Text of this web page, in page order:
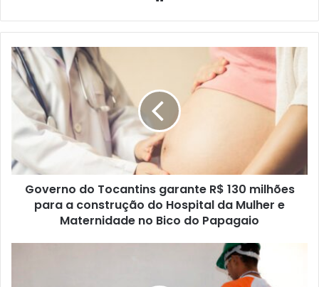
b
s
e
Governo do Tocantins garante R$ 130 milhões
para a construção do Hospital da Mulher e
Maternidade no Bico do Papagaio